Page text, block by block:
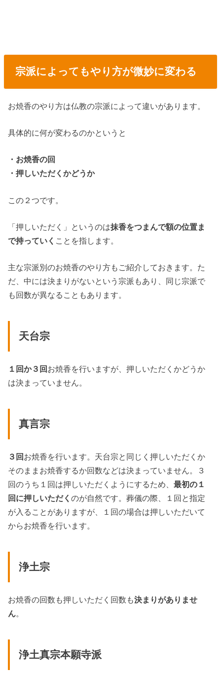
宗派によってもやり方が微妙に変わる
お焼香のやり方は仏教の宗派によって違いがあります。
具体的に何が変わるのかというと
・お焼香の回
・押しいただくかどうか
この２つです。
「押しいただく」というのは抹香をつまんで額の位置ま
で持っていく ことを指します。
主な宗派別のお焼香のやり方もご紹介しておきます。た
だ、中には決まりがないという宗派もあり、同じ宗派で
も回数が異なることもあります。
天台宗
１回か３回 お焼香を行いますが、押しいただくかどうか
は決まっていません。
真言宗
３回 お焼香を行います。天台宗と同じく押しいただくか
そのままお焼香するか回数などは決まっていません。３
回のうち１回は押しいただくようにするため、最初の１
回に押しいただくのが自然です。葬儀の際、１回と指定
が入ることがありますが、１回の場合は押しいただいて
からお焼香を行います。
浄土宗
お焼香の回数も押しいただく回数も決まりがありませ
ん。
浄土真宗本願寺派